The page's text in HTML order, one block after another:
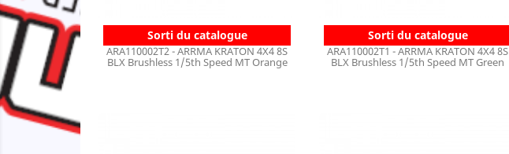
Sorti du catalogue
ARA110002T2 - ARRMA KRATON 4X4 8S
BLX Brushless 1/5th Speed MT Orange
Sorti du catalogue
ARA110002T1 - ARRMA KRATON 4X4 8S
BLX Brushless 1/5th Speed MT Green